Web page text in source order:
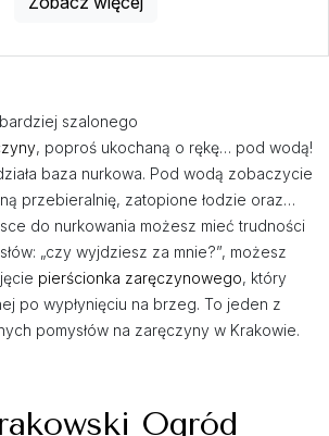
szalonego
, poproś ukochaną o rękę… pod wodą!
baza nurkowa. Pod wodą zobaczycie
przebieralnię, zatopione łodzie oraz…
do nurkowania możesz mieć trudności
„czy wyjdziesz za mnie?”, możesz
pierścionka zaręczynowego, który
po wypłynięciu na brzeg. To jeden z
pomysłów na zaręczyny w Krakowie.
Ogród